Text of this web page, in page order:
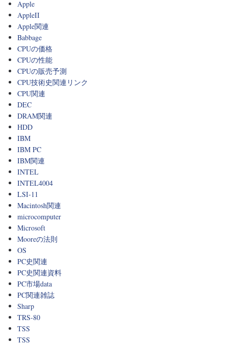
Apple
AppleII
Apple関連
Babbage
CPUの価格
CPUの性能
CPUの販売予測
CPU技術史関連リンク
CPU関連
DEC
DRAM関連
HDD
IBM
IBM PC
IBM関連
INTEL
INTEL4004
LSI-11
Macintosh関連
microcomputer
Microsoft
Mooreの法則
OS
PC史関連
PC史関連資料
PC市場data
PC関連雑誌
Sharp
TRS-80
TSS
TSS